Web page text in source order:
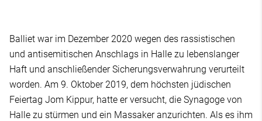
Balliet war im Dezember 2020 wegen des rassistischen
und antisemitischen Anschlags in Halle zu lebenslanger
Haft und anschließender Sicherungsverwahrung verurteilt
worden. Am 9. Oktober 2019, dem höchsten jüdischen
Feiertag Jom Kippur, hatte er versucht, die Synagoge von
Halle zu stürmen und ein Massaker anzurichten. Als es ihm